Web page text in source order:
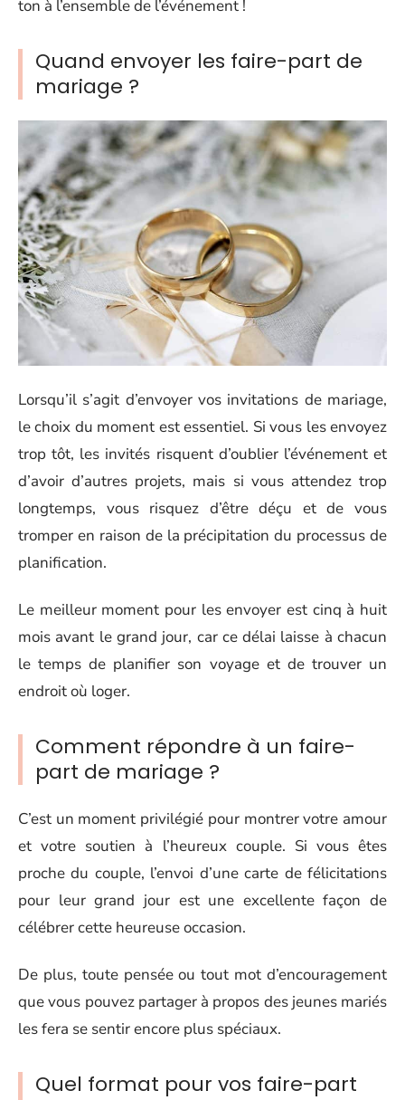
ton à l’ensemble de l’événement !
Quand envoyer les faire-part de
mariage ?
Lorsqu’il s’agit d’envoyer vos invitations de mariage,
le choix du moment est essentiel. Si vous les envoyez
trop tôt, les invités risquent d’oublier l’événement et
d’avoir d’autres projets, mais si vous attendez trop
longtemps, vous risquez d’être déçu et de vous
tromper en raison de la précipitation du processus de
planification.
Le meilleur moment pour les envoyer est cinq à huit
mois avant le grand jour, car ce délai laisse à chacun
le temps de planifier son voyage et de trouver un
endroit où loger.
Comment répondre à un faire-
part de mariage ?
C’est un moment privilégié pour montrer votre amour
et votre soutien à l’heureux couple. Si vous êtes
proche du couple, l’envoi d’une carte de félicitations
pour leur grand jour est une excellente façon de
célébrer cette heureuse occasion.
De plus, toute pensée ou tout mot d’encouragement
que vous pouvez partager à propos des jeunes mariés
les fera se sentir encore plus spéciaux.
Quel format pour vos faire-part